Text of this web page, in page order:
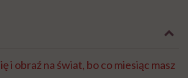
i obraź na świat, bo co miesiąc masz